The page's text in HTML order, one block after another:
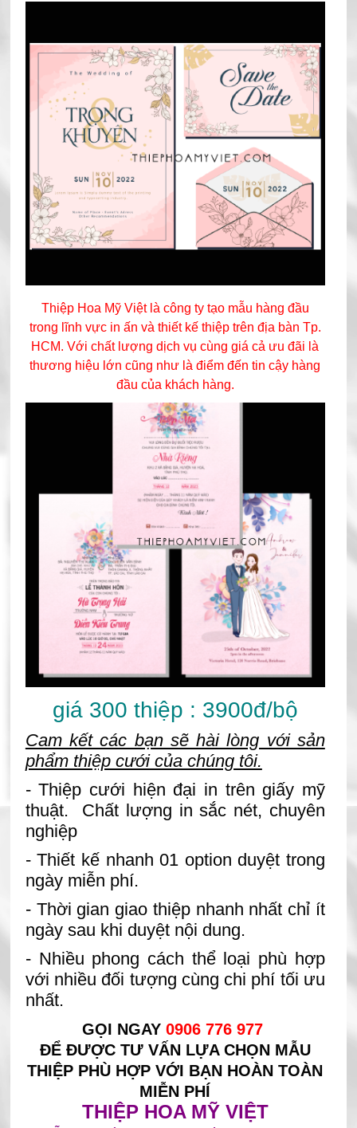
Thiệp Hoa Mỹ Việt là công ty tạo mẫu hàng đầu
trong lĩnh vực in ấn và thiết kế thiệp trên địa bàn Tp.
HCM. Với chất lượng dịch vụ cùng giá cả ưu đãi là
thương hiệu lớn cũng như là điểm đến tin cậy hàng
đầu của khách hàng.
giá 300 thiệp : 3900đ/bộ
Cam kết các bạn sẽ hài lòng với sản
phẩm thiệp cưới của chúng tôi.
- Thiệp cưới hiện đại in trên giấy mỹ
thuật. Chất lượng in sắc nét, chuyên
nghiệp
- Thiết kế nhanh 01 option duyệt trong
ngày miễn phí.
- Thời gian giao thiệp nhanh nhất chỉ ít
ngày sau khi duyệt nội dung.
- Nhiều phong cách thể loại phù hợp
với nhiều đối tượng cùng chi phí tối ưu
nhất.
GỌI NGAY0906 776 977
ĐỂ ĐƯỢC TƯ VẤN LỰA CHỌN MẪU
THIỆP PHÙ HỢP VỚI BẠN HOÀN TOÀN
MIỄN PHÍ
THIỆP HOA MỸ VIỆT